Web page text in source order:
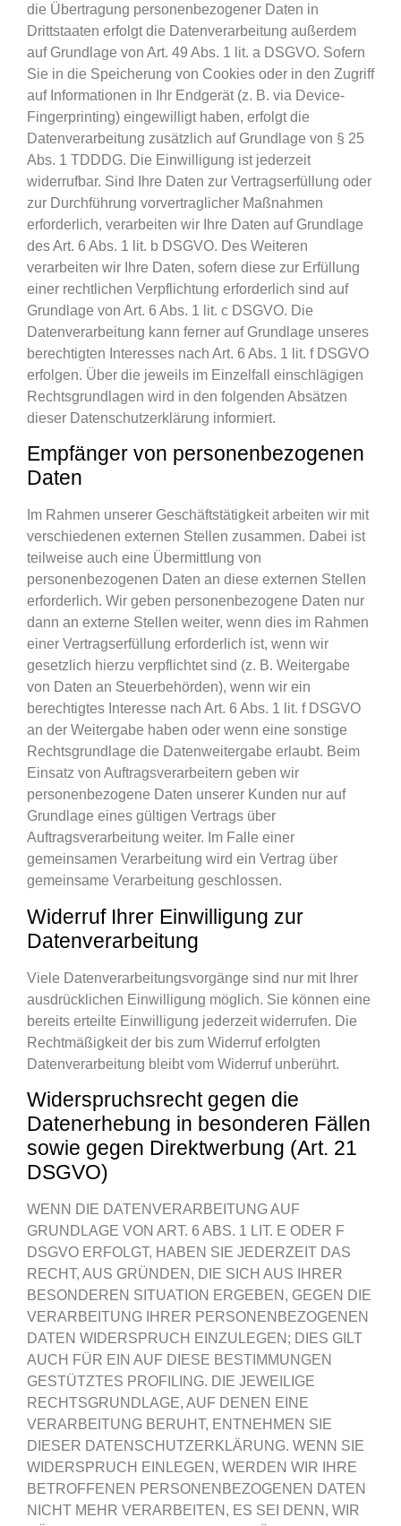
die Übertragung personenbezogener Daten in
Drittstaaten erfolgt die Datenverarbeitung außerdem
auf Grundlage von Art. 49 Abs. 1 lit. a DSGVO. Sofern
Sie in die Speicherung von Cookies oder in den Zugriff
auf Informationen in Ihr Endgerät (z. B. via Device-
Fingerprinting) eingewilligt haben, erfolgt die
Datenverarbeitung zusätzlich auf Grundlage von § 25
Abs. 1 TDDDG. Die Einwilligung ist jederzeit
widerrufbar. Sind Ihre Daten zur Vertragserfüllung oder
zur Durchführung vorvertraglicher Maßnahmen
erforderlich, verarbeiten wir Ihre Daten auf Grundlage
des Art. 6 Abs. 1 lit. b DSGVO. Des Weiteren
verarbeiten wir Ihre Daten, sofern diese zur Erfüllung
einer rechtlichen Verpflichtung erforderlich sind auf
Grundlage von Art. 6 Abs. 1 lit. c DSGVO. Die
Datenverarbeitung kann ferner auf Grundlage unseres
berechtigten Interesses nach Art. 6 Abs. 1 lit. f DSGVO
erfolgen. Über die jeweils im Einzelfall einschlägigen
Rechtsgrundlagen wird in den folgenden Absätzen
dieser Datenschutzerklärung informiert.
Empfänger von personenbezogenen
Daten
Im Rahmen unserer Geschäftstätigkeit arbeiten wir mit
verschiedenen externen Stellen zusammen. Dabei ist
teilweise auch eine Übermittlung von
personenbezogenen Daten an diese externen Stellen
erforderlich. Wir geben personenbezogene Daten nur
dann an externe Stellen weiter, wenn dies im Rahmen
einer Vertragserfüllung erforderlich ist, wenn wir
gesetzlich hierzu verpflichtet sind (z. B. Weitergabe
von Daten an Steuerbehörden), wenn wir ein
berechtigtes Interesse nach Art. 6 Abs. 1 lit. f DSGVO
an der Weitergabe haben oder wenn eine sonstige
Rechtsgrundlage die Datenweitergabe erlaubt. Beim
Einsatz von Auftragsverarbeitern geben wir
personenbezogene Daten unserer Kunden nur auf
Grundlage eines gültigen Vertrags über
Auftragsverarbeitung weiter. Im Falle einer
gemeinsamen Verarbeitung wird ein Vertrag über
gemeinsame Verarbeitung geschlossen.
Widerruf Ihrer Einwilligung zur
Datenverarbeitung
Viele Datenverarbeitungsvorgänge sind nur mit Ihrer
ausdrücklichen Einwilligung möglich. Sie können eine
bereits erteilte Einwilligung jederzeit widerrufen. Die
Rechtmäßigkeit der bis zum Widerruf erfolgten
Datenverarbeitung bleibt vom Widerruf unberührt.
Widerspruchsrecht gegen die
Datenerhebung in besonderen Fällen
sowie gegen Direktwerbung (Art. 21
DSGVO)
WENN DIE DATENVERARBEITUNG AUF
GRUNDLAGE VON ART. 6 ABS. 1 LIT. E ODER F
DSGVO ERFOLGT, HABEN SIE JEDERZEIT DAS
RECHT, AUS GRÜNDEN, DIE SICH AUS IHRER
BESONDEREN SITUATION ERGEBEN, GEGEN DIE
VERARBEITUNG IHRER PERSONENBEZOGENEN
DATEN WIDERSPRUCH EINZULEGEN; DIES GILT
AUCH FÜR EIN AUF DIESE BESTIMMUNGEN
GESTÜTZTES PROFILING. DIE JEWEILIGE
RECHTSGRUNDLAGE, AUF DENEN EINE
VERARBEITUNG BERUHT, ENTNEHMEN SIE
DIESER DATENSCHUTZERKLÄRUNG. WENN SIE
WIDERSPRUCH EINLEGEN, WERDEN WIR IHRE
BETROFFENEN PERSONENBEZOGENEN DATEN
NICHT MEHR VERARBEITEN, ES SEI DENN, WIR